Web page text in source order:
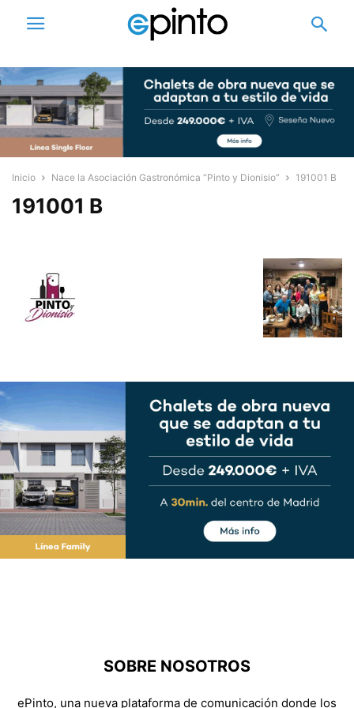
Inicio Nace la Asociación Gastronómica “Pinto y Dionisio” 191001 B
191001 B
SOBRE NOSOTROS
ePinto, una nueva plataforma de comunicación donde los